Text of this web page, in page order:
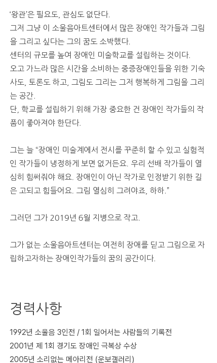
‘왕관’은 필요도, 관심도 없단다.
그저 그냥 이 소울음아트센터에서 많은 장애인 작가들과 그림
을 그리고 싶다는 그의 꿈도 소박했다.
센터의 규모를 높여 장애인 미술학교를 설립하는 것이다.
오고 가느라 많은 시간을 소비하는 중증장애인들을 위한 기숙
사도, 토론도 하고, 그림도 그리는 그저 행복하게 그림을 그리
는 공간.
단, 학교를 설립하기 위해 가장 중요한 건 장애인 작가들의 작
품이 좋아져야 한단다.
그는 늘 “장애인 미술계에서 전시를 꾸준히 할 수 있고 실험적
인 작가들이 냉정하게 보면 없거든요. 우리 선배 작가들이 열
심히 힘써줘야 해요. 장애인이 아닌 작가로 인정받기 위한 길
은 고되고 힘들어요. 그림 열심히 그려야죠, 하하.”
그러던 그가 2019년 6월 지병으로 작고.
그가 없는 소울음아트센터는 여전히 장애를 딛고 그림으로 자
립하고자하는 장애인작가들의 꿈의 공간이다.
경력사항
1992년 소울음 3인전 / 1회 일어서는 사람들의 기록전
2001년 제 1회 경기도 장애인 극복상 수상
2005년 소리없는 메아리전 (운보갤러리)